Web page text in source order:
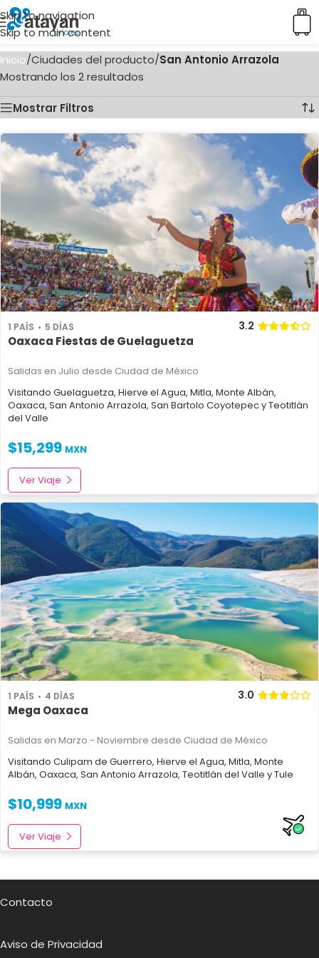
Skip to navigation
Skip to main content
Inicio/Ciudades del producto/San Antonio Arrazola
Mostrando los 2 resultados
Mostrar Filtros
1 PAÍS 5 DÍAS 3.2
Oaxaca Fiestas de Guelaguetza
Salidas en Julio desde Ciudad de México
Visitando Guelaguetza, Hierve el Agua, Mitla, Monte Albán,
Oaxaca, San Antonio Arrazola, San Bartolo CoyotepecyTeotitlán
del Valle
$15,299 MXN
Ver Viaje
1 PAÍS 4 DÍAS 3.0
Mega Oaxaca
Salidas en Marzo - Noviembre desde Ciudad de México
Visitando Culipam de Guerrero, Hierve el Agua, Mitla, Monte
Albán, Oaxaca, San Antonio Arrazola, Teotitlán del Valle yTule
$10,999 MXN
Ver Viaje
Contacto
Aviso de Privacidad